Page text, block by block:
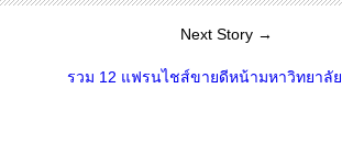
Next Story →
รวม 12 แฟรนไชส์ขายดีหน้ามหาวิทยาลัย